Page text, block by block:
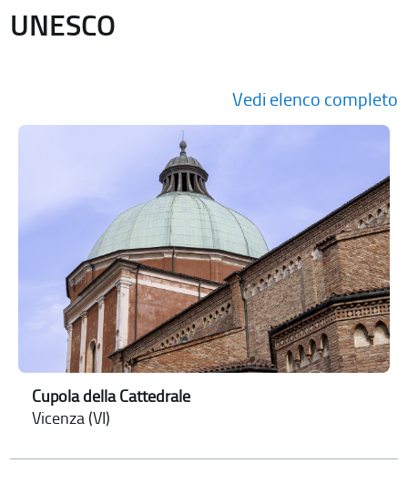
UNESCO
Vedi elenco completo
Cupola della Cattedrale
Vicenza (VI)